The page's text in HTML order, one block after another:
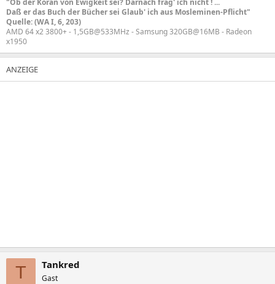
Daß er das Buch der Bücher sei Glaub' ich aus Mosleminen-Pflicht"
Quelle: (WA I, 6, 203)
AMD 64 x2 3800+ - 1,5GB@533MHz - Samsung 320GB@16MB - Radeon
x1950
T Tankred
Gast